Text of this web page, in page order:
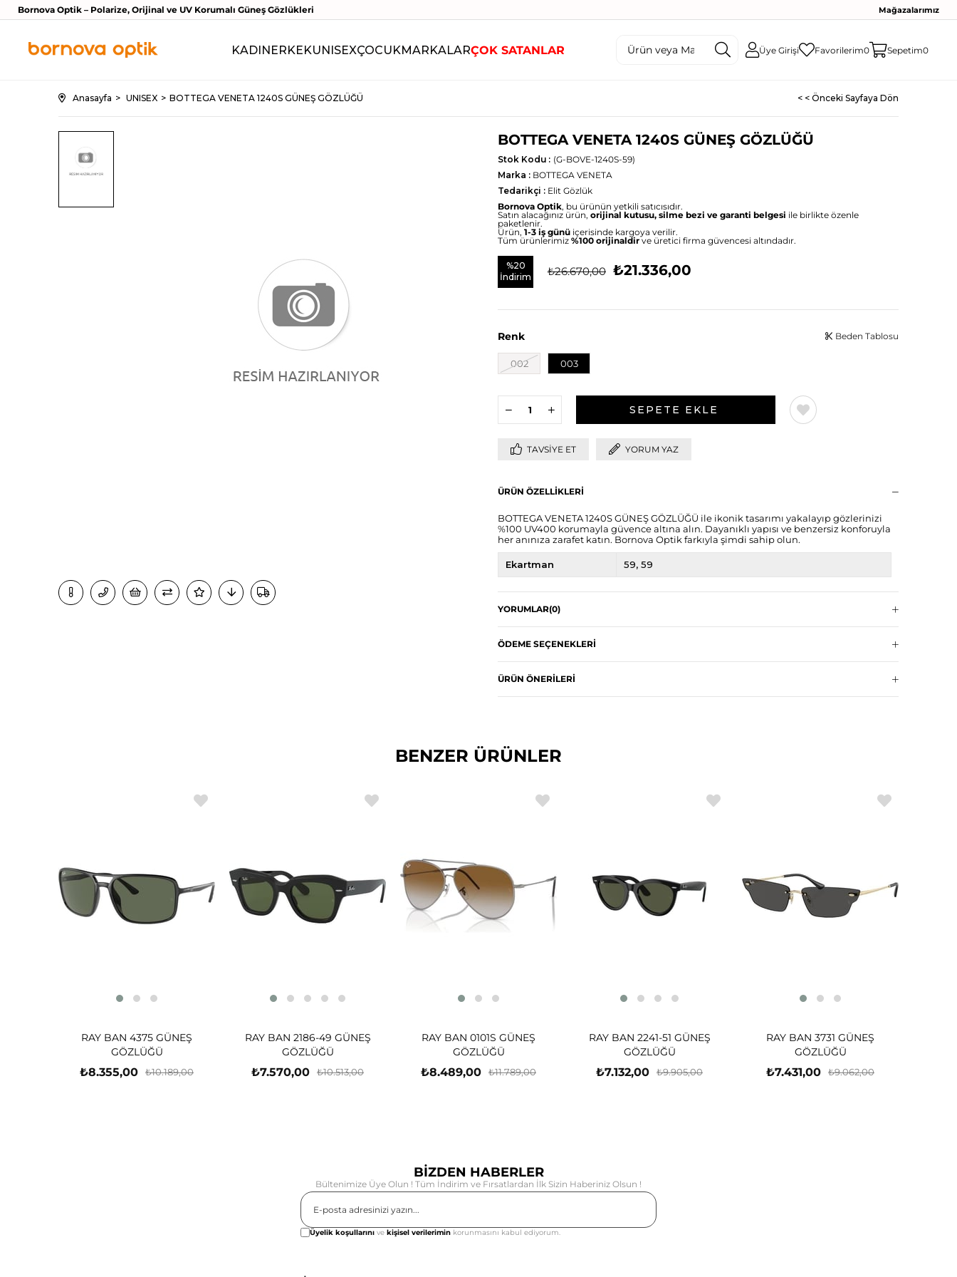
Bornova Optik – Polarize, Orijinal ve UV Korumalı Güneş Gözlükleri Mağazalarımız
KADINERKEKUNISEXÇOCUKMARKALARÇOK SATANLAR Üye Girişi Favorilerim0 Sepetim0
Anasayfa UNISEX BOTTEGA VENETA 1240S GÜNEŞ GÖZLÜĞÜ < < Önceki Sayfaya Dön
BOTTEGA VENETA 1240S GÜNEŞ GÖZLÜĞÜ
(G-BOVE-1240S-59)
Stok Kodu
Marka : BOTTEGA VENETA
Tedarikçi : Elit Gözlük
Bornova Optik, bu ürünün yetkili satıcısıdır.
Satın alacağınız ürün, orijinal kutusu, silme bezi ve garanti belgesi ile birlikte özenle
paketlenir.
Ürün, 1-3 iş günü içerisinde kargoya verilir.
Tüm ürünlerimiz %100 orijinaldirve üretici firma güvencesi altındadır.
%20
İndirim
₺26.670,00 ₺21.336,00
Renk
002 003
Beden Tablosu
TAVSIYE ET YORUM YAZ
ÜRÜN ÖZELLIKLERI
BOTTEGA VENETA 1240S GÜNEŞ GÖZLÜĞÜ ile ikonik tasarımı yakalayıp gözlerinizi
%100 UV400 korumayla güvence altına alın. Dayanıklı yapısı ve benzersiz konforuyla
her anınıza zarafet katın. Bornova Optik farkıyla şimdi sahip olun.
Ekartman 59 59
YORUMLAR(0)
ÖDEME SEÇENEKLERI
ÜRÜN ÖNERILERI
BENZER ÜRÜNLER
RAY BAN 4375 GÜNEŞ
GÖZLÜĞÜ
₺8.355,00 ₺10.189,00
RAY BAN 2186-49 GÜNEŞ
GÖZLÜĞÜ
₺7.570,00 ₺10.513,00
RAY BAN 0101S GÜNEŞ
GÖZLÜĞÜ
₺8.489,00 ₺11.789,00
RAY BAN 2241-51 GÜNEŞ
GÖZLÜĞÜ
₺7.132,00 ₺9.905,00
RAY BAN 3731 GÜNEŞ
GÖZLÜĞÜ
₺7.431,00 ₺9.062,00
BİZDEN HABERLER
Bültenimize Üye Olun ! Tüm İndirim ve Fırsatlardan İlk Sizin Haberiniz Olsun !
Üyelik koşullarını ve kişisel verilerimin korunmasını kabul ediyorum.